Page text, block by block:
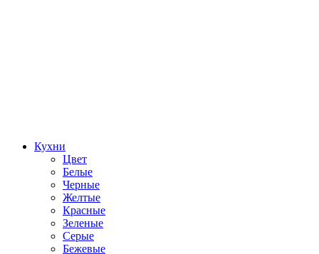
Кухни
Цвет
Белые
Черные
Желтые
Красные
Зеленые
Серые
Бежевые